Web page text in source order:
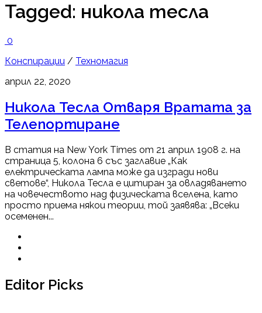
Tagged: никола тесла
0
Конспирации / Техномагия
април 22, 2020
Никола Тесла Отваря Вратата за
Телепортиране
В статия на New York Times от 21 април 1908 г. на
страница 5, колона 6 със заглавие „Как
електрическата лампа може да изгради нови
светове“, Никола Тесла е цитиран за овладяването
на човечеството над физическата вселена, като
просто приема някои теории, той заявява: „Всеки
осеменен...
Editor Picks